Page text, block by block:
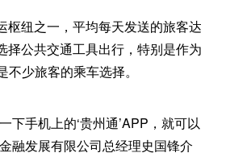
枢纽之一，平均每天发送的旅客达
择公共交通工具出行，特别是作为
少旅客的乘车选择。
下手机上的‘贵州通’APP，就可以
融发展有限公司总经理史国锋介